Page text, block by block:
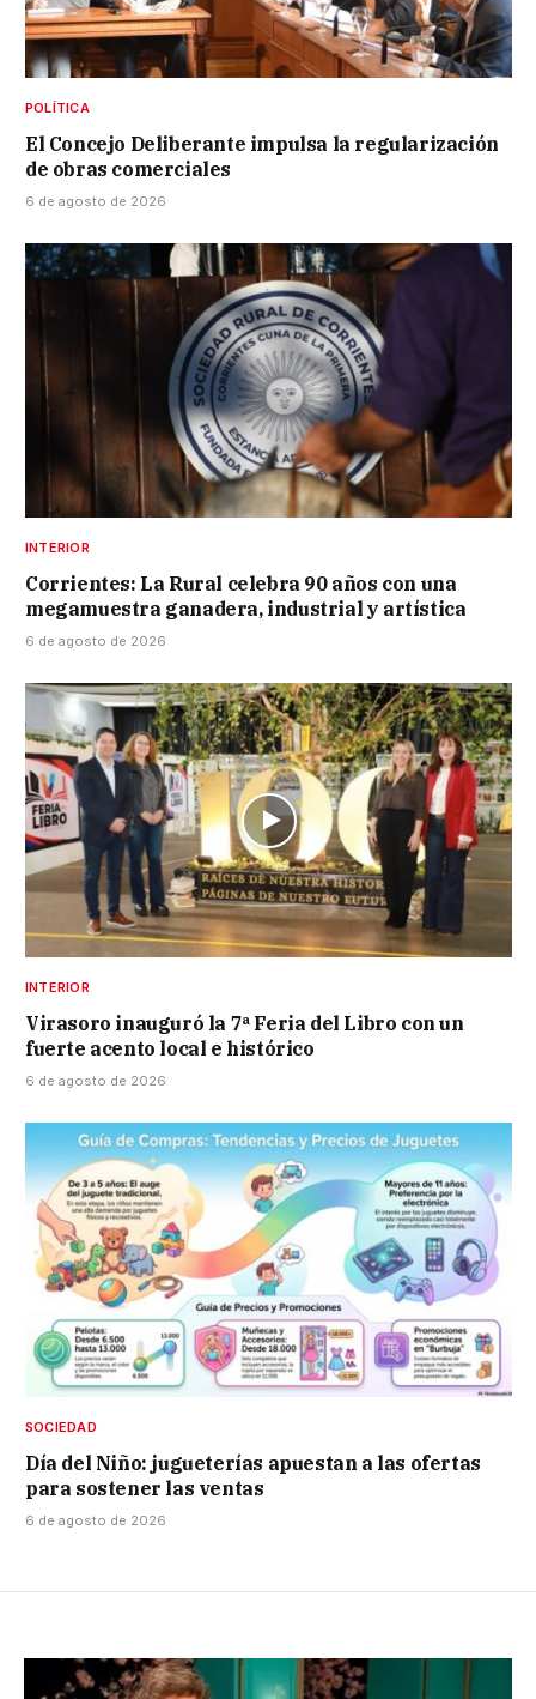
POLÍTICA
El Concejo Deliberante impulsa la regularización
de obras comerciales
6 de agosto de 2026
INTERIOR
Corrientes: La Rural celebra 90 años con una
megamuestra ganadera, industrial y artística
6 de agosto de 2026
INTERIOR
Virasoro inauguró la 7ª Feria del Libro con un
fuerte acento local e histórico
6 de agosto de 2026
SOCIEDAD
Día del Niño: jugueterías apuestan a las ofertas
para sostener las ventas
6 de agosto de 2026